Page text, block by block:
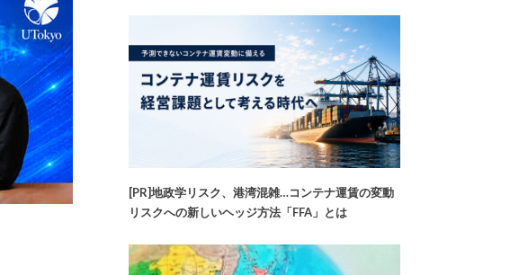
[PR]地政学リスク、港湾混雑…コンテナ運賃の変動
リスクへの新しいヘッジ方法「FFA」とは